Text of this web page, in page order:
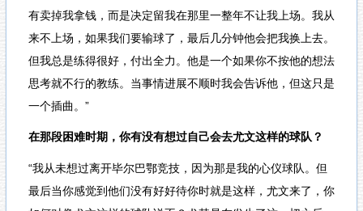
有卖掉我拿钱，而是决定留我在那里一整年不让我上场。我从
来不上场，如果我们要输球了，最后几分钟他会把我换上去。
但我总是练得很好，付出全力。他是一个如果你不按他的想法
思考就不行的教练。当事情进展不顺时我会告诉他，但这只是
一个插曲。”
在那段困难时期，你有没有想过自己会去尤文这样的球队？
“我从未想过离开毕尔巴鄂竞技，因为那是我的心仪球队。但
最后当你感觉到他们没有好好待你时就是这样，尤文来了，你